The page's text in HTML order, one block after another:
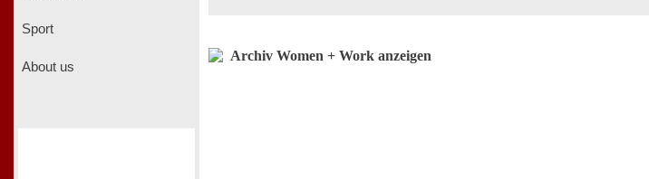
Sport
About us
Archiv Women + Work anzeigen